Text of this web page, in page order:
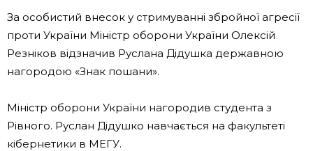
За особистий внесок у стримуванні збройної агресії
проти України Міністр оборони України Олексій
Резніков відзначив Руслана Дідушка державною
нагородою «Знак пошани».
Міністр оборони України нагородив студента з
Рівного. Руслан Дідушко навчається на факультеті
кібернетики в МЕГУ.